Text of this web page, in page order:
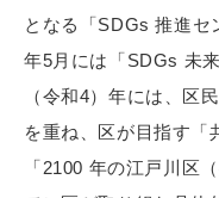
となる「SDGs 推進セ
年5月には「SDGs 未
（令和4）年には、区
を重ね、区が目指す「
「2100 年の江戸川区